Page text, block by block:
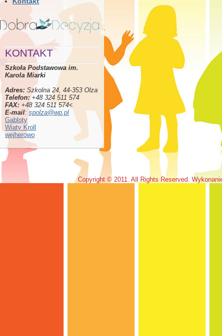
KONTAKT
Szkoła Podstawowa im.
Karola Miarki
Adres: Szkolna 24, 44-353 Olza
Telefon:+48 324 511 574
FAX: +48 324 511 574<
E-mail: spolza@wp.pl
Gabloty
Wiaty Kroll
wejherowo
Copyright © 2011. All Rights Reserved.